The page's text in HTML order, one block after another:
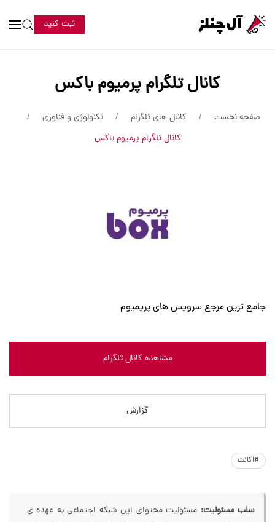
ثبت کنید
کانال تلگرام پرمیوم باکس
صفحه نخست کانال های تلگرام
تکنولوژی و فناوری
کانال تلگرام پرمیوم باکس
جامع ترین مرجع سرویس های پریمیوم
مشاهده کانال تلگرام
گزارش
#اکانت
سلب مسئولیت: مسئولیت محتوای این شبکه اجتماعی به عهده ی